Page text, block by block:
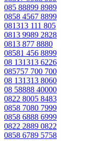
085 88899 8989
0858 4567 8899
081313 111 805
0813 9989 2828
0813 877 8880
08581 456 8899
08 131313 6226
085757 700 700
08 131313 8060
08 58888 40000
0822 8005 8483
0858 7080 7999
0858 6888 6999
0822 2889 0822
0858 6789 5758